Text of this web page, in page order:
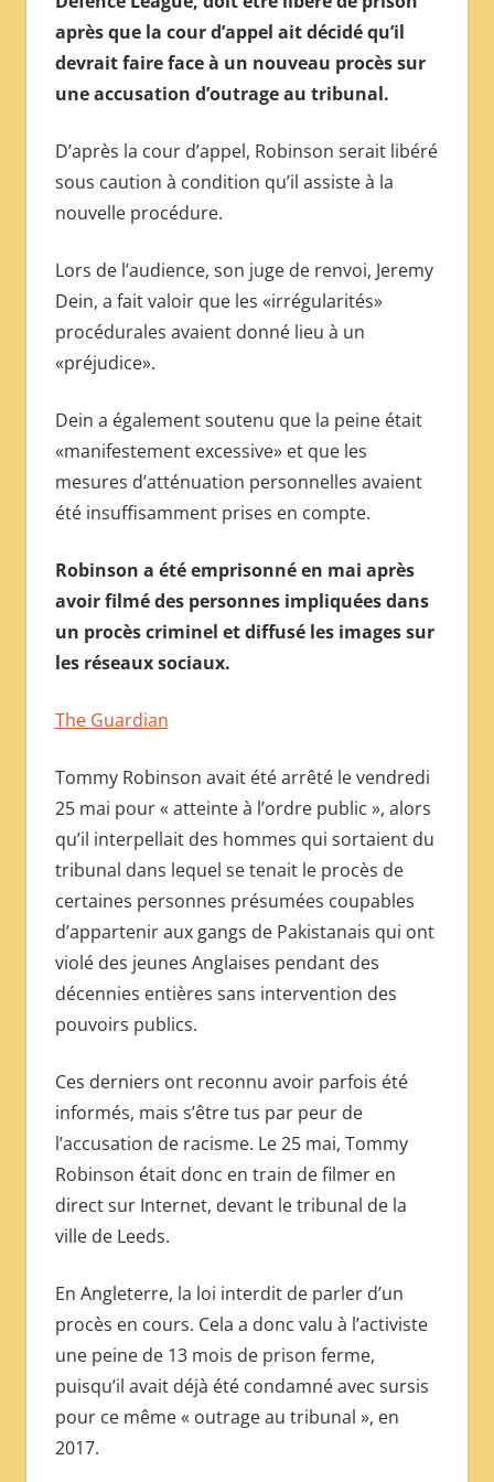
МЕЖДУНАРОДНОЙ
ПРЕССЫ
après que la cour d’appel ait décidé qu’il
devrait faire face à un nouveau procès sur
une accusation d’outrage au tribunal.
D’après la cour d’appel, Robinson serait libéré
sous caution à condition qu’il assiste à la
nouvelle procédure.
Lors de l’audience, son juge de renvoi, Jeremy
Dein, a fait valoir que les «irrégularités»
procédurales avaient donné lieu à un
«préjudice».
Dein a également soutenu que la peine était
«manifestement excessive» et que les
mesures d’atténuation personnelles avaient
été insuffisamment prises en compte.
Robinson a été emprisonné en mai après
avoir filmé des personnes impliquées dans
un procès criminel et diffusé les images sur
les réseaux sociaux.
The Guardian
Tommy Robinson avait été arrêté le vendredi
25 mai pour « atteinte à l’ordre public », alors
qu’il interpellait des hommes qui sortaient du
tribunal dans lequel se tenait le procès de
certaines personnes présumées coupables
d’appartenir aux gangs de Pakistanais qui ont
violé des jeunes Anglaises pendant des
décennies entières sans intervention des
pouvoirs publics.
Ces derniers ont reconnu avoir parfois été
informés, mais s’être tus par peur de
l’accusation de racisme. Le 25 mai, Tommy
Robinson était donc en train de filmer en
direct sur Internet, devant le tribunal de la
ville de Leeds.
En Angleterre, la loi interdit de parler d’un
procès en cours. Cela a donc valu à l’activiste
une peine de 13 mois de prison ferme,
puisqu’il avait déjà été condamné avec sursis
pour ce même « outrage au tribunal », en
2017.